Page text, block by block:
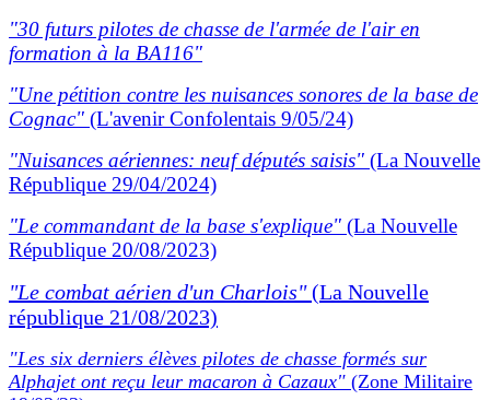
"30 futurs pilotes de chasse de l'armée de l'air en
formation à la BA116"
"Une pétition contre les nuisances sonores de la base de
Cognac" (L'avenir Confolentais 9/05/24)
"Nuisances aériennes: neuf députés saisis" (La Nouvelle
République 29/04/2024)
"Le commandant de la base s'explique" (La Nouvelle
République 20/08/2023)
"Le combat aérien d'un Charlois"(La Nouvelle
république 21/08/2023)
"Les six derniers élèves pilotes de chasse formés sur
Alphajet ont reçu leur macaron à Cazaux" (Zone Militaire